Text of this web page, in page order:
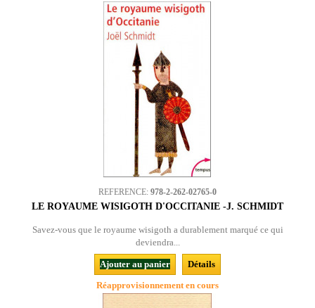
REFERENCE: 978-2-262-02765-0
LE ROYAUME WISIGOTH D'OCCITANIE -J. SCHMIDT
Savez-vous que le royaume wisigoth a durablement marqué ce qui
deviendra...
Ajouter au panier
Détails
Réapprovisionnement en cours